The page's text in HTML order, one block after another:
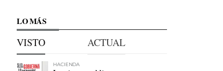
LO MÁS
VISTO ACTUAL
HACIENDA